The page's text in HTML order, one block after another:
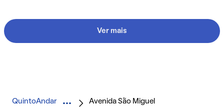
Ver mais
QuintoAndar Avenida São Miguel